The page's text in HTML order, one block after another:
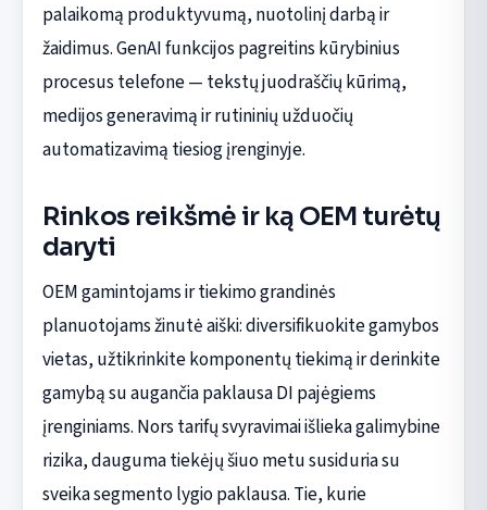
palaikomą produktyvumą, nuotolinį darbą ir
žaidimus. GenAI funkcijos pagreitins kūrybinius
procesus telefone — tekstų juodraščių kūrimą,
medijos generavimą ir rutininių užduočių
automatizavimą tiesiog įrenginyje.
Rinkos reikšmė ir ką OEM turėtų
daryti
OEM gamintojams ir tiekimo grandinės
planuotojams žinutė aiški: diversifikuokite gamybos
vietas, užtikrinkite komponentų tiekimą ir derinkite
gamybą su augančia paklausa DI pajėgiems
įrenginiams. Nors tarifų svyravimai išlieka galimybine
rizika, dauguma tiekėjų šiuo metu susiduria su
sveika segmento lygio paklausa. Tie, kurie